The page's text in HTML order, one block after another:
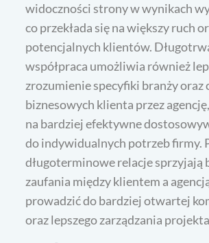
widoczności strony w wynikach
co przekłada się na większy ruch
potencjalnych klientów.
współpraca umożliwia również
zrozumienie specyfiki branży oraz
biznesowych klienta przez
na bardziej efektywne
do indywidualnych potrzeb firmy.
długoterminowe relacje sprzyjają
zaufania między klientem a
prowadzić do bardziej otwartej
oraz lepszego zarządzania